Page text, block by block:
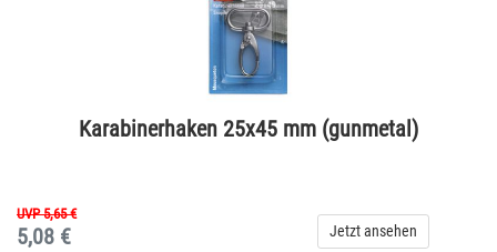
Karabinerhaken 25x45 mm (gunmetal)
UVP 5,65 €
5,08 € Jetzt ansehen